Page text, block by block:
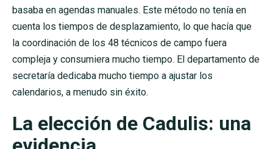
basaba en agendas manuales. Este método no tenía en
cuenta los tiempos de desplazamiento, lo que hacía que
la coordinación de los 48 técnicos de campo fuera
compleja y consumiera mucho tiempo. El departamento de
secretaría dedicaba mucho tiempo a ajustar los
calendarios, a menudo sin éxito.
La elección de Cadulis: una